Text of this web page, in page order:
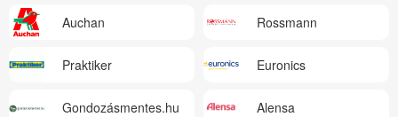
Auchan Rossmann
Praktiker Euronics
Gondozásmentes.hu Alensa